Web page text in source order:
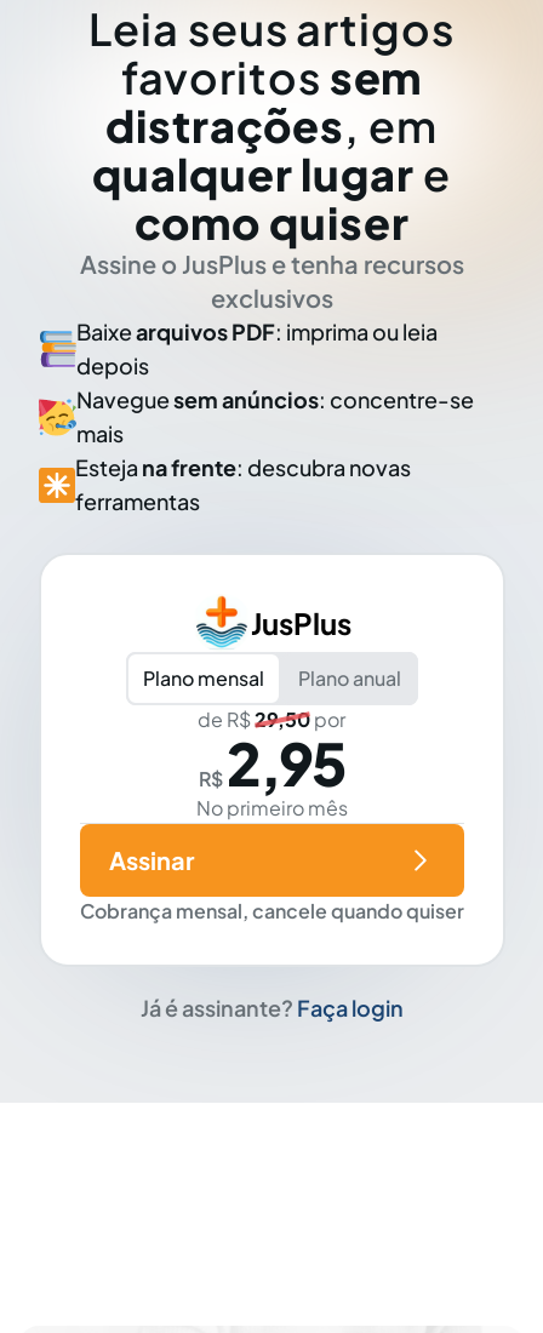
Leia seus artigos
favoritos sem
distrações, em
qualquer lugar e
como quiser
Assine o JusPlus e tenha recursos
exclusivos
Baixearquivos PDF: imprima ou leia
depois
Naveguesem anúncios: concentre-se
mais
Esteja na frente: descubra novas
ferramentas
JusPlus
Plano mensal
Plano anual
de R$29,50por
R$ 2,95
No primeiro mês
Cobrança mensal, cancele quando quiser
Assinar
Já é assinante? Faça login